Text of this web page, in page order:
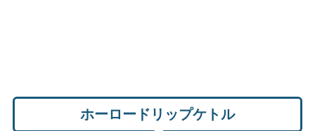
ホーロードリップケトル